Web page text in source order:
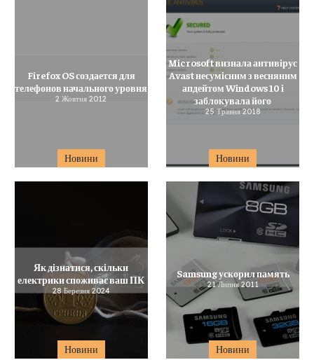
Новини
Firefox OS создается для
телефонов начального уровня
2 Жовтня 2012
Новини
Microsoft визнала антивірус
Avast несумісним з весняним
апдейтом Windows 10 і
заблокувала його
25 Травня 2018
Новини
Як дізнатися, скільки
електрики споживає ваш ПК
28 Березня 2024
Новини
Samsung ускорил память
21 Липня 2011